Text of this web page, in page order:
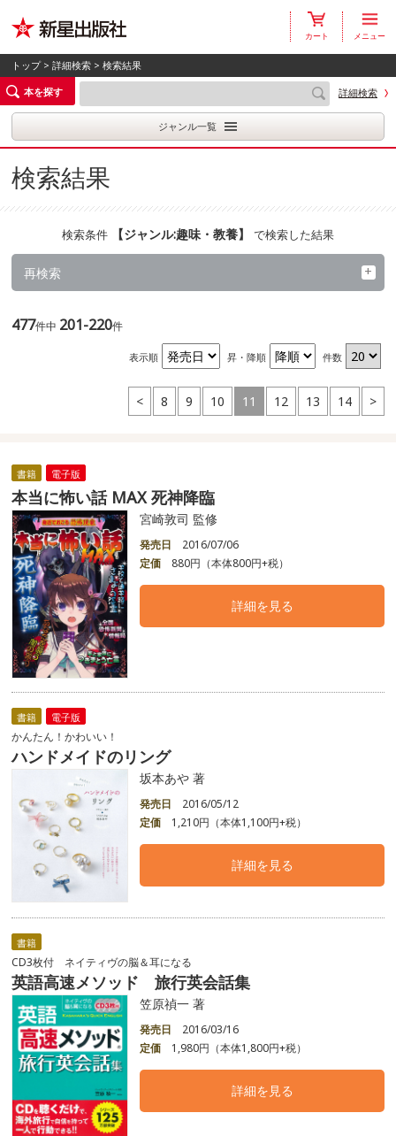
カート メニュー
トップ>詳細検索 > 検索結果
本を探す
詳細検索
ジャンル一覧
検索結果
検索条件 【ジャンル:趣味・教養】 で検索した結果
再検索
477件中 201-220件
表示順 昇・降順 件数
< 8 9 10 11 12 13 14 >
書籍 電子版
本当に怖い話 MAX 死神降臨
宮崎敦司 監修
発売日
2016/07/06
定価
880円（本体800円+税）
詳細を見る
書籍 電子版
かんたん！かわいい！
ハンドメイドのリング
坂本あや 著
発売日
2016/05/12
定価
1,210円（本体1,100円+税）
詳細を見る
書籍
CD3枚付 ネイティヴの脳＆耳になる
英語高速メソッド 旅行英会話集
笠原禎一 著
発売日
2016/03/16
定価
1,980円（本体1,800円+税）
詳細を見る